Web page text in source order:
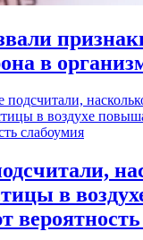
в
в
вероятность